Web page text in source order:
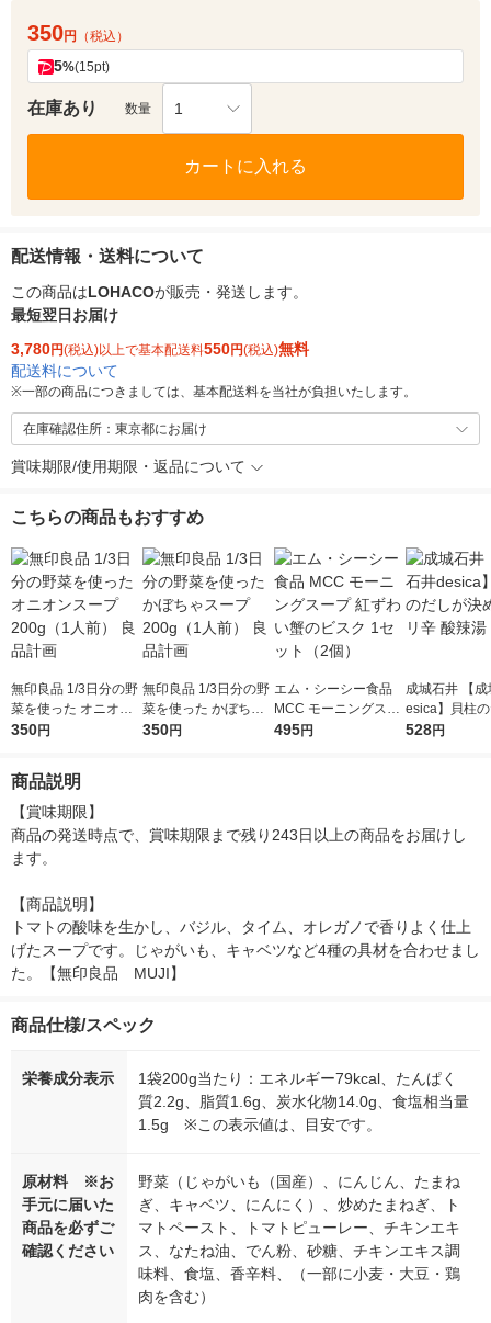
350円 （税込）
5%(15pt)
在庫あり 数量 1
カートに入れる
配送情報・送料について
この商品はLOHACOが販売・発送します。
最短翌日お届け
3,780円(税込)以上で基本配送料550円(税込)無料
配送料について
※一部の商品につきましては、基本配送料を当社が負担いたします。
在庫確認住所：東京都にお届け
賞味期限/使用期限・返品について
こちらの商品もおすすめ
無印良品 1/3日分の野
菜を使った オニオン
スープ 200g（1人
350円
無印良品 1/3日分の野
菜を使った かぼちゃ
スープ 200g（1人
350円
エム・シーシー食品
MCC モーニングスー
プ 紅ずわい蟹のビス
495円
成城石井 【
esica】貝柱
決め手 ピリ辛
528円
商品説明
【賞味期限】
商品の発送時点で、賞味期限まで残り243日以上の商品をお届けし
ます。
【商品説明】
トマトの酸味を生かし、バジル、タイム、オレガノで香りよく仕上
げたスープです。じゃがいも、キャベツなど4種の具材を合わせまし
た。【無印良品　MUJI】
商品仕様/スペック
栄養成分表示
1袋200g当たり：エネルギー79kcal、たんぱく
質2.2g、脂質1.6g、炭水化物14.0g、食塩相当量
1.5g ※この表示値は、目安です。
原材料 ※お
手元に届いた
商品を必ずご
確認ください
野菜（じゃがいも（国産）、にんじん、たまね
ぎ、キャベツ、にんにく）、炒めたまねぎ、ト
マトペースト、トマトピューレー、チキンエキ
ス、なたね油、でん粉、砂糖、チキンエキス調
味料、食塩、香辛料、（一部に小麦・大豆・鶏
肉を含む）